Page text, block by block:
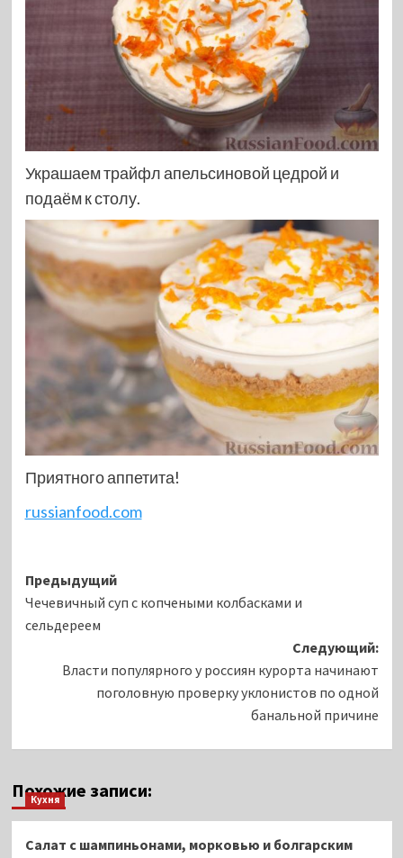
Украшаем трайфл апельсиновой цедрой и
подаём к столу.
Приятного аппетита!
russianfood.com
Навигация
записи
Предыдущий
Чечевичный суп с копчеными колбасками и
сельдереем
Следующий:
Власти популярного у россиян курорта начинают
поголовную проверку уклонистов по одной
банальной причине
Похожие записи:
Кухня
Салат с шампиньонами, морковью и болгарским